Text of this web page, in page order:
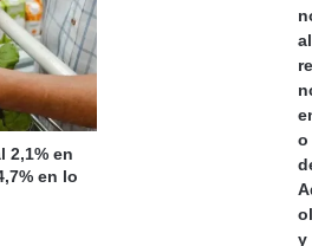
2,1% en
en lo
al
o
y